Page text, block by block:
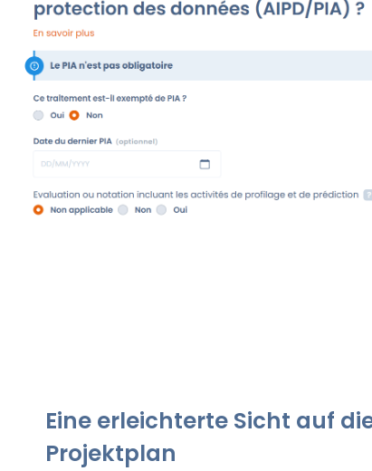
Eine erleichterte Sicht auf
Projektplan